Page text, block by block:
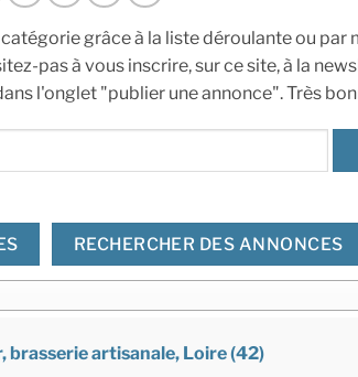
grâce à la liste déroulante ou
pas à vous inscrire, sur ce site, à la
l'onglet "publier une annonce". Très
RECHERCHER DES ANNONCES
brasserie artisanale, Loire (42)